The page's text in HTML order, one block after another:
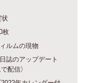
枚
ルムの現物
誌のアップデート
配信）